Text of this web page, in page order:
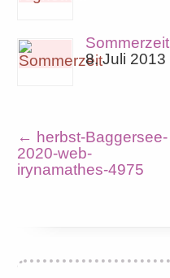
Sommerzeit
8. Juli 2013
← herbst-Baggersee-
2020-web-
irynamathes-4975